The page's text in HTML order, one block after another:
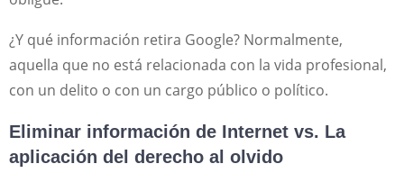
¿Y qué información retira Google? Normalmente,
aquella que no está relacionada con la vida profesional,
con un delito o con un cargo público o político.
Eliminar información de Internet vs. La
aplicación del derecho al olvido